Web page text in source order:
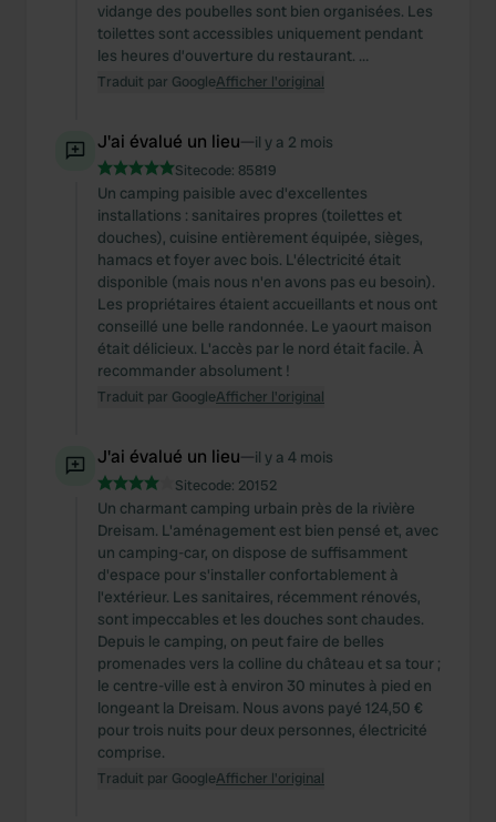
vidange des poubelles sont bien organisées. Les
toilettes sont accessibles uniquement pendant
les heures d’ouverture du restaurant. …
Traduit par GoogleAfficher l'original
J'ai évalué un lieu—il y a 2 mois
Sitecode: 85819
Un camping paisible avec d'excellentes
installations : sanitaires propres (toilettes et
douches), cuisine entièrement équipée, sièges,
hamacs et foyer avec bois. L'électricité était
disponible (mais nous n'en avons pas eu besoin).
Les propriétaires étaient accueillants et nous ont
conseillé une belle randonnée. Le yaourt maison
était délicieux. L'accès par le nord était facile. À
recommander absolument !
Traduit par GoogleAfficher l'original
J'ai évalué un lieu—il y a 4 mois
Sitecode: 20152
Un charmant camping urbain près de la rivière
Dreisam. L'aménagement est bien pensé et, avec
un camping-car, on dispose de suffisamment
d'espace pour s'installer confortablement à
l'extérieur. Les sanitaires, récemment rénovés,
sont impeccables et les douches sont chaudes.
Depuis le camping, on peut faire de belles
promenades vers la colline du château et sa tour ;
le centre-ville est à environ 30 minutes à pied en
longeant la Dreisam. Nous avons payé 124,50 €
pour trois nuits pour deux personnes, électricité
comprise.
Traduit par GoogleAfficher l'original